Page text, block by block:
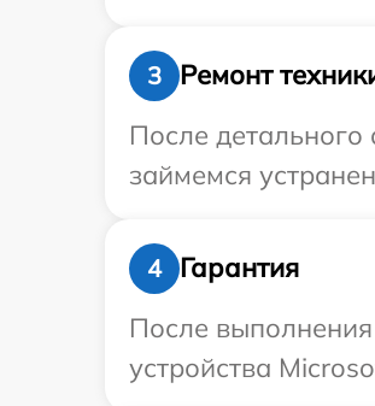
3
Ремонт
После
займемся
4
Гарантия
После
устройства